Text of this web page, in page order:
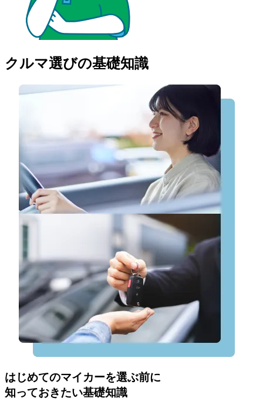
クルマ選びの基礎知識
はじめてのマイカーを選ぶ前に
知っておきたい基礎知識